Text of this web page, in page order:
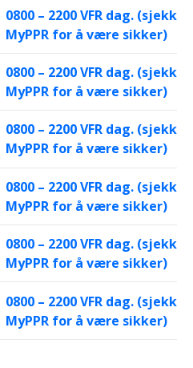
0800 – 2200 VFR dag. (sjekk
MyPPR for å være sikker)
0800 – 2200 VFR dag. (sjekk
MyPPR for å være sikker)
0800 – 2200 VFR dag. (sjekk
MyPPR for å være sikker)
0800 – 2200 VFR dag. (sjekk
MyPPR for å være sikker)
0800 – 2200 VFR dag. (sjekk
MyPPR for å være sikker)
0800 – 2200 VFR dag. (sjekk
MyPPR for å være sikker)